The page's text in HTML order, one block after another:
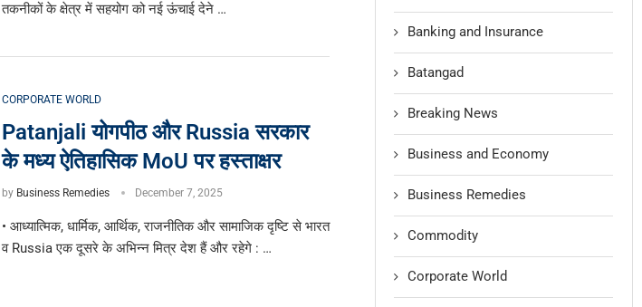
तकनीकों के क्षेत्र में सहयोग को नई ऊंचाई देने …
CORPORATE WORLD
Patanjali योगपीठ और Russia सरकार
के मध्य ऐतिहासिक MoU पर हस्ताक्षर
by Business Remedies December 7, 2025
• आध्यात्मिक, धार्मिक, आर्थिक, राजनीतिक और सामाजिक दृष्टि से भारत
व Russia एक दूसरे के अभिन्न मित्र देश हैं और रहेगे : …
Banking and Insurance
Batangad
Breaking News
Business and Economy
Business Remedies
Commodity
Corporate World